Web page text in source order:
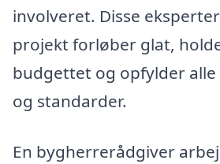
involveret. Disse
projekt forløber glat,
budgettet og opfylder
og standarder.
En bygherrerådgiver